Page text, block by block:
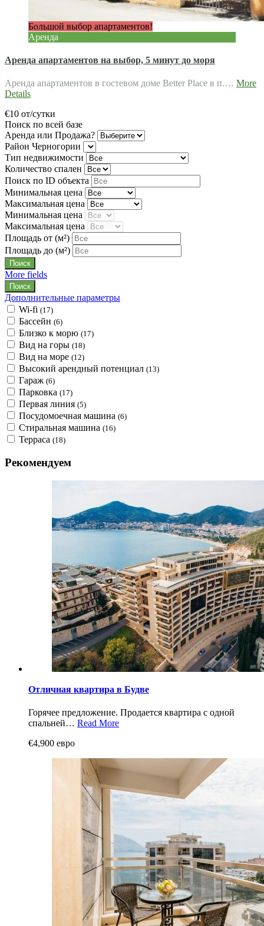
Большой выбор апартаментов!
Аренда
Аренда апартаментов на выбор, 5 минут до моря
Аренда апартаментов в гостевом доме Better Place в п.… More
Details
€10 от/сутки
Поиск по всей базе
Аренда или Продажа?
Район Черногории
Тип недвижимости
Количество спален
Поиск по ID объекта
Минимальная цена
Максимальная цена
Минимальная цена
Максимальная цена
Площадь от (м²)
Площадь до (м²)
More fields
Дополнительные параметры
Wi-fi (17)
Бассейн (6)
Близко к морю (17)
Вид на горы (18)
Вид на море (12)
Высокий арендный потенциал (13)
Гараж (6)
Парковка (17)
Первая линия (5)
Посудомоечная машина (6)
Стиральная машина (16)
Терраса (18)
Рекомендуем
Отличная квартира в Будве
Горячее предложение. Продается квартира с одной
спальней… Read More
€4,900 евро